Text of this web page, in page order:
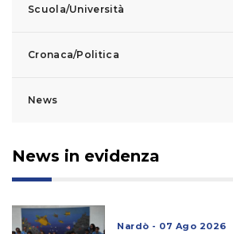
Scuola/Università
Cronaca/Politica
News
News in evidenza
Nardò - 07 Ago 2026